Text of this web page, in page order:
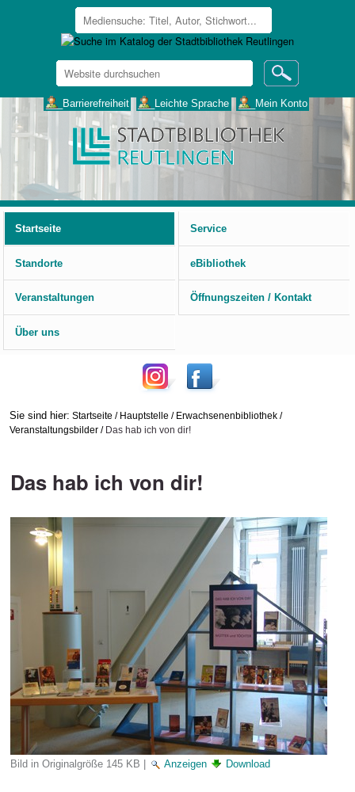
Website
durchsuchen
___Barrierefreiheit ___Leichte Sprache ___Mein Konto
Startseite
Service
Standorte eBibliothek
Veranstaltungen Öffnungszeiten / Kontakt
Über uns
Sie sind hier: Startseite / Hauptstelle / Erwachsenenbibliothek /
Veranstaltungsbilder / Das hab ich von dir!
Das hab ich von dir!
Bild in Originalgröße 145 KB | Anzeigen Download